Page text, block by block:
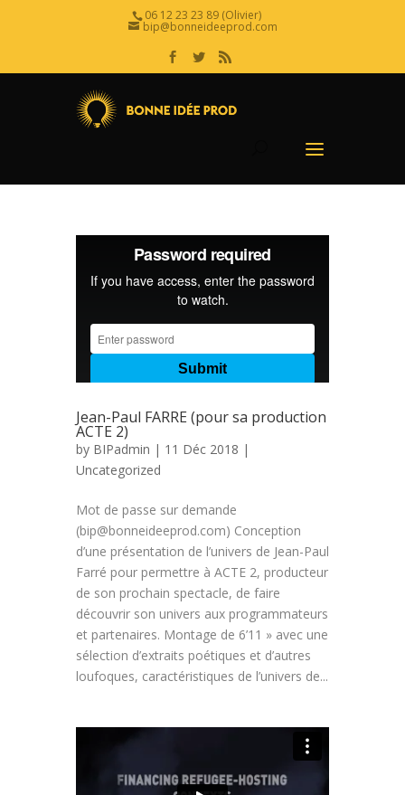
06 12 23 23 89 (Olivier)
bip@bonneideeprod.com
Jean-Paul FARRE (pour sa production
ACTE 2)
by BIPadmin | 11 Déc 2018 |
Uncategorized
Mot de passe sur demande
(bip@bonneideeprod.com) Conception
d’une présentation de l’univers de Jean-Paul
Farré pour permettre à ACTE 2, producteur
de son prochain spectacle, de faire
découvrir son univers aux programmateurs
et partenaires. Montage de 6’11 » avec une
sélection d’extraits poétiques et d’autres
loufoques, caractéristiques de l’univers de...